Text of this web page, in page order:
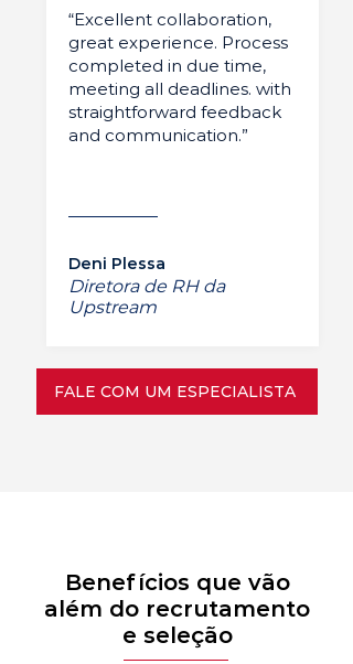
“Excellent collaboration,
great experience. Process
completed in due time,
meeting all deadlines. with
straightforward feedback
and communication.”
Deni Plessa
Diretora de RH da
Upstream
FALE COM UM ESPECIALISTA
Benefícios que vão
além do recrutamento
e seleção